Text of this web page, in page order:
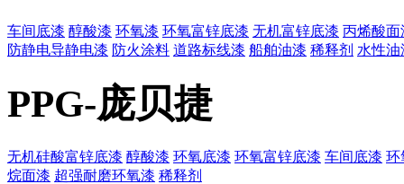
车间底漆 醇酸漆 环氧漆 环氧富锌底漆 无机富锌底漆 丙烯酸面
防静电导静电漆 防火涂料 道路标线漆 船舶油漆 稀释剂 水性油
PPG-庞贝捷
无机硅酸富锌底漆 醇酸漆 环氧底漆 环氧富锌底漆 车间底漆 环
烷面漆 超强耐磨环氧漆 稀释剂